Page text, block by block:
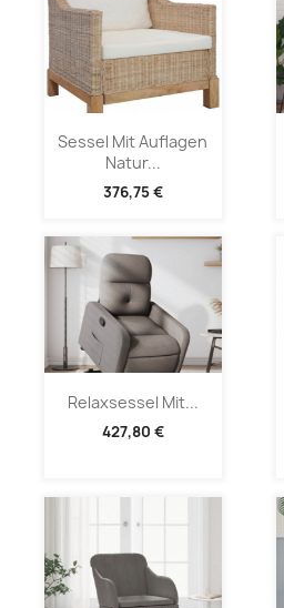
Sessel Mit Auflagen
Natur...
376,75 €
Relaxsessel Mit...
427,80 €